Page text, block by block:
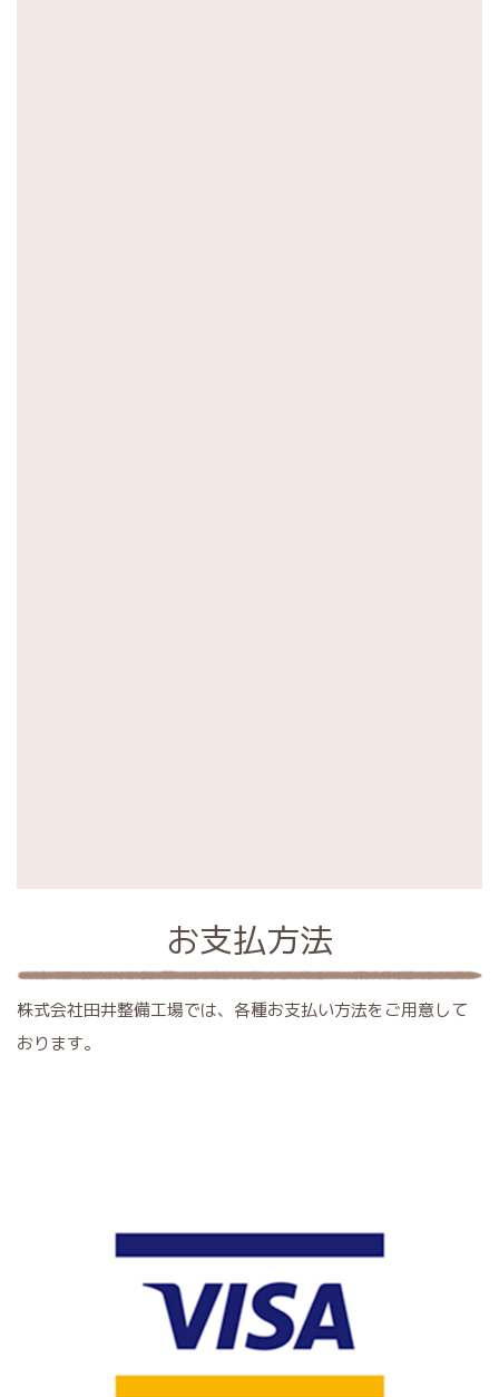
お支払方法
株式会社田井整備工場では、各種お支払い方法をご用意して
おります。